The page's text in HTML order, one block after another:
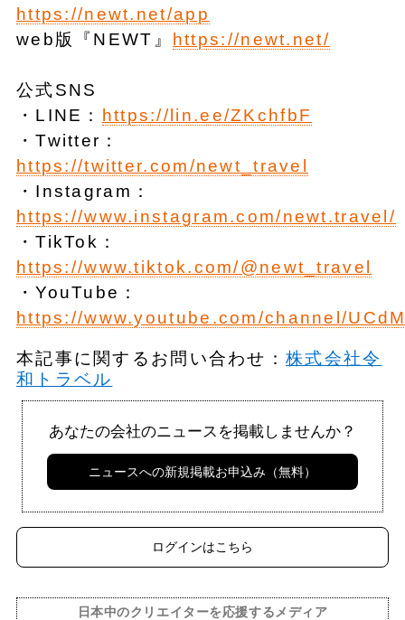
https://newt.net/app
web版『NEWT』 https://newt.net/
公式SNS
・LINE： https://lin.ee/ZKchfbF
・Twitter：
https://twitter.com/newt_travel
・Instagram：
https://www.instagram.com/newt.travel/
・TikTok：
https://www.tiktok.com/@newt_travel
・YouTube：
https://www.youtube.com/channel/
本記事に関するお問い合わせ：株式会社令
和トラベル
あなたの会社のニュースを掲載しませんか？
ニュースへの新規掲載お申込み（無料）
ログインはこちら
日本中のクリエイターを応援するメディア